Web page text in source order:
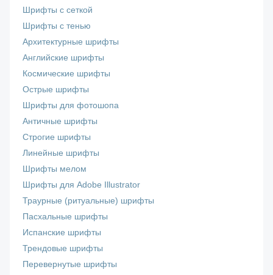
Шрифты с сеткой
Шрифты с тенью
Архитектурные шрифты
Английские шрифты
Космические шрифты
Острые шрифты
Шрифты для фотошопа
Античные шрифты
Строгие шрифты
Линейные шрифты
Шрифты мелом
Шрифты для Adobe Illustrator
Траурные (ритуальные) шрифты
Пасхальные шрифты
Испанские шрифты
Трендовые шрифты
Перевернутые шрифты